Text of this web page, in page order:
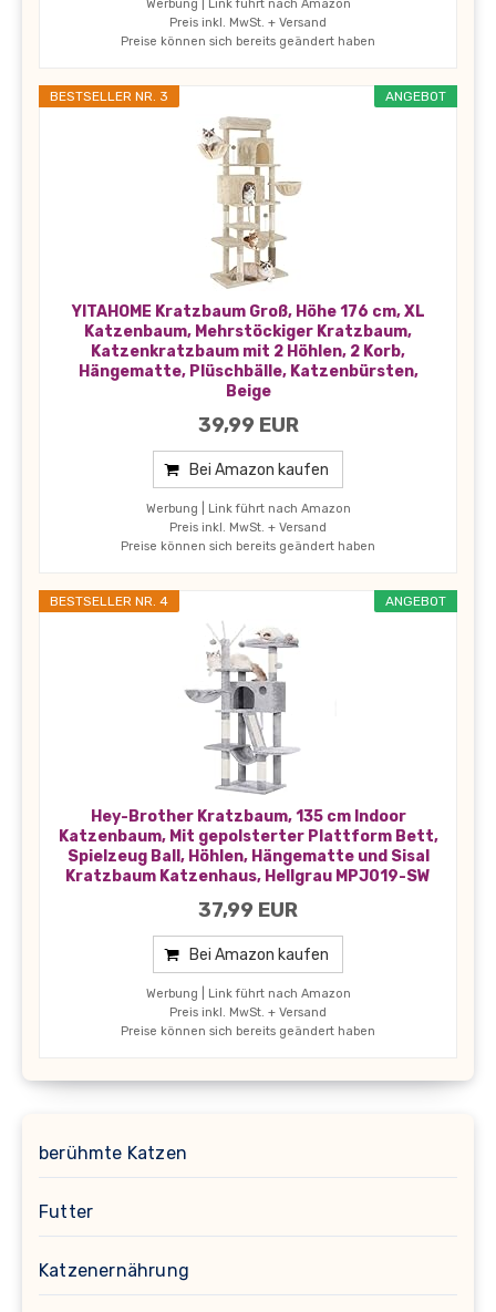
Werbung | Link führt nach Amazon
Preis inkl. MwSt. + Versand
Preise können sich bereits geändert haben
ANGEBOT
BESTSELLER NR. 3
YITAHOME Kratzbaum Groß, Höhe 176 cm, XL
Katzenbaum, Mehrstöckiger Kratzbaum,
Katzenkratzbaum mit 2 Höhlen, 2 Korb,
Hängematte, Plüschbälle, Katzenbürsten,
Beige
39,99 EUR
Bei Amazon kaufen
Werbung | Link führt nach Amazon
Preis inkl. MwSt. + Versand
Preise können sich bereits geändert haben
ANGEBOT
BESTSELLER NR. 4
Hey-Brother Kratzbaum, 135 cm Indoor
Katzenbaum, Mit gepolsterter Plattform Bett,
Spielzeug Ball, Höhlen, Hängematte und Sisal
Kratzbaum Katzenhaus, Hellgrau MPJ019-SW
37,99 EUR
Bei Amazon kaufen
Werbung | Link führt nach Amazon
Preis inkl. MwSt. + Versand
Preise können sich bereits geändert haben
berühmte Katzen
Futter
Katzenernährung